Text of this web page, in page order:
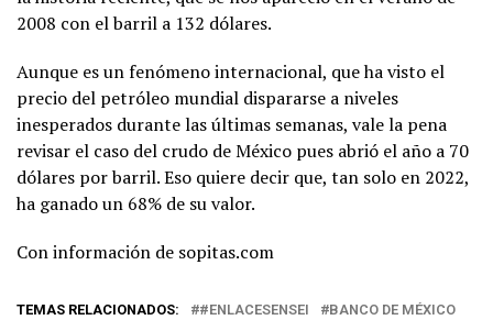
2008 con el barril a 132 dólares.
Aunque es un fenómeno internacional, que ha visto el
precio del petróleo mundial dispararse a niveles
inesperados durante las últimas semanas, vale la pena
revisar el caso del crudo de México pues abrió el año a 70
dólares por barril. Eso quiere decir que, tan solo en 2022,
ha ganado un 68% de su valor.
Con información de sopitas.com
TEMAS RELACIONADOS: #ENLACESENSEI
BANCO DE MÉXICO